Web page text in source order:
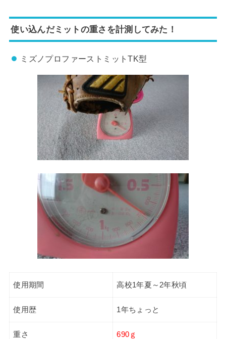
使い込んだミットの重さを計測してみた！
ミズノプロファーストミットTK型
使用期間 高校1年夏～2年秋頃
使用歴 1年ちょっと
重さ 690ｇ